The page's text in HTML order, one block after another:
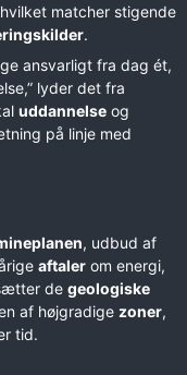
matcher stigende
.
ansvarligt fra dag ét,
lyder det fra
uddannelse og
på linje med
, udbud af
aftaler om energi,
de geologiske
af højgradige zoner,
tid.